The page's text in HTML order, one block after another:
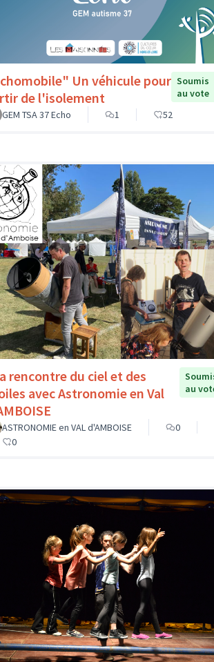
Un véhicule pour
de l'isolement
Soumis
au vote
GEM TSA 37 Echo
1 52
rencontre du ciel et des
avec Astronomie en Val
au
ASTRONOMIE en VAL d'AMBOISE
0
0